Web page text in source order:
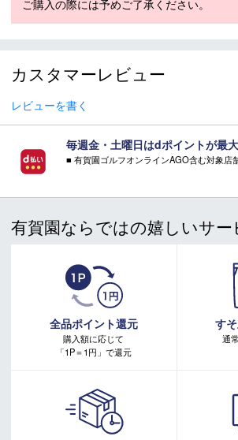
ご購入の際には予めご了承ください。
カスタマーレビュー
レビューを書く
毎週金・土曜日はdポイントが最
■ キャンペーン期間：毎週 金・土曜日 AM
注意事項：
・有賀園ポイントの獲得には別途ログイン/
・本特典は予告なく変更・中止させて頂く
・本キャンペーンの特典を受ける場合、ドコモ専用ペー
詳しくはこちらをご確認ください。
キャンペーンページ
有賀園ならではの嬉しいサー
全品ポイント還元
購入額に応じて
「1P＝1円」で還元
す
通